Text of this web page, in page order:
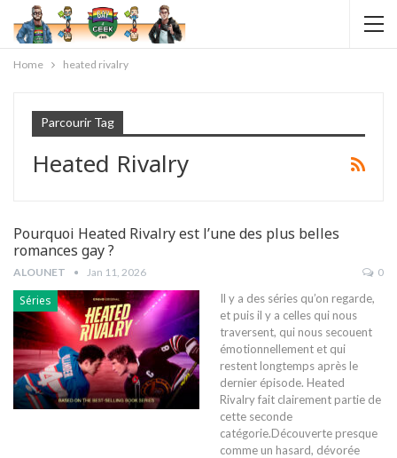
Home heated rivalry
Parcourir Tag
Heated Rivalry
Pourquoi Heated Rivalry est l’une des plus belles
romances gay ?
ALOUNET Jan 11, 2026 0
Séries
Il y a des séries qu’on regarde,
et puis il y a celles qui nous
traversent, qui nous secouent
émotionnellement et qui
restent longtemps après le
dernier épisode. Heated
Rivalry fait clairement partie de
cette seconde
catégorie.Découverte presque
comme un hasard, dévorée